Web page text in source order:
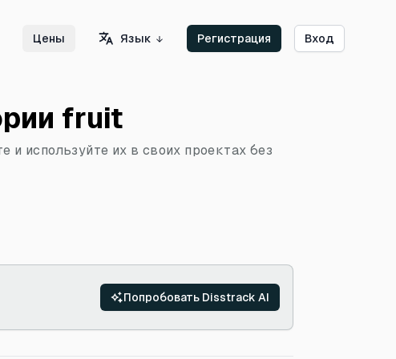
Цены Язык Регистрация Вход
fruit
используйте их в своих проектах без
Попробовать Disstrack AI